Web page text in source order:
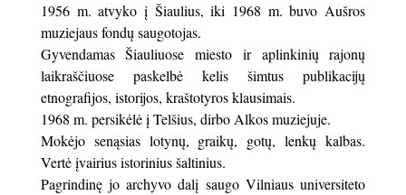
1956 m. atvyko į Šiaulius, iki 1968 m. buvo Aušros
muziejaus fondų saugotojas.
Gyvendamas Šiauliuose miesto ir aplinkinių rajonų
laikraščiuose paskelbė kelis šimtus publikacijų
etnografijos, istorijos, kraštotyros klausimais.
1968 m. persikėlė į Telšius, dirbo Alkos muziejuje.
Mokėjo senąsias lotynų, graikų, gotų, lenkų kalbas.
Vertė įvairius istorinius šaltinius.
Pagrindinę jo archyvo dalį saugo Vilniaus universiteto